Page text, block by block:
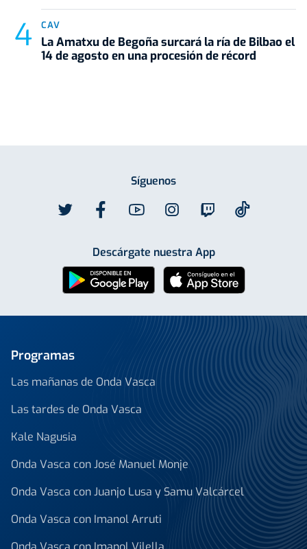
CAV
La Amatxu de Begoña surcará la ría de Bilbao el
14 de agosto en una procesión de récord
Síguenos
Descárgate nuestra App
Programas
Las mañanas de Onda Vasca
Las tardes de Onda Vasca
Kale Nagusia
Onda Vasca con José Manuel Monje
Onda Vasca con Juanjo Lusa y Samu Valcárcel
Onda Vasca con Imanol Arruti